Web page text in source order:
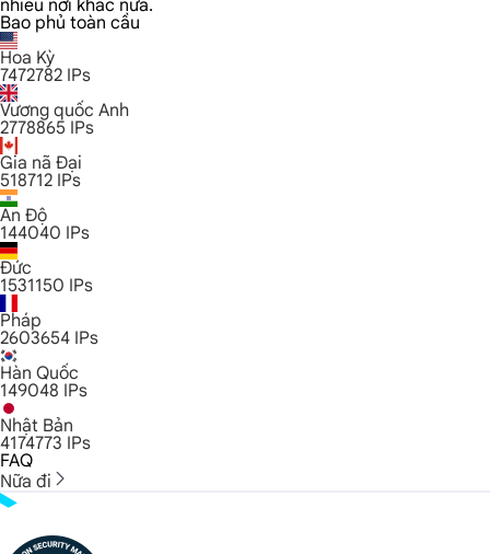
nhiều nơi khác nữa.
Bao phủ toàn cầu
Hoa Kỳ
7472782 IPs
Vương quốc Anh
2778865 IPs
Gia nã Đại
518712 IPs
Ấn Độ
144040 IPs
Đức
1531150 IPs
Pháp
2603654 IPs
Hàn Quốc
149048 IPs
Nhật Bản
4174773 IPs
FAQ
Nữa đi